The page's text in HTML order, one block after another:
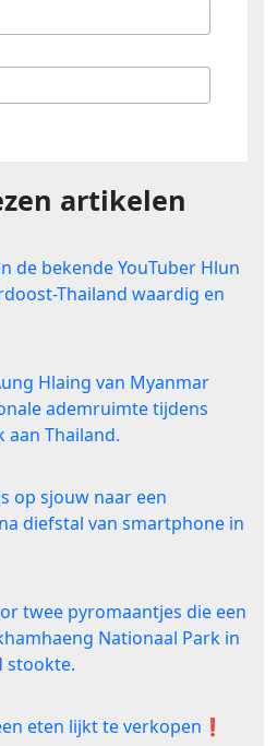
artikelen
de bekende YouTuber Hlun
Thailand waardig en
Hlaing van Myanmar
ademruimte tijdens
aan Thailand.
op sjouw naar een
diefstal van smartphone in
twee pyromaantjes die een
Nationaal Park in
stookte.
eten lijkt te verkopen❗️